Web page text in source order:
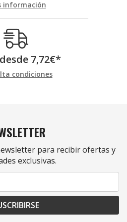
información
7,72€*
condiciones
para recibir ofertas y
exclusivas.